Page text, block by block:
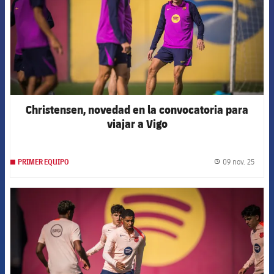
Christensen, novedad en la convocatoria para
viajar a Vigo
PRIMER EQUIPO 09 nov. 25
FCB Barcelona badge